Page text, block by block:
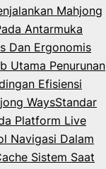
Mahjong
Antarmuka
Dan Ergonomis
Utama Penurunan
Efisiensi
WaysStandar
Platform Live
Navigasi Dalam
Sistem Saat